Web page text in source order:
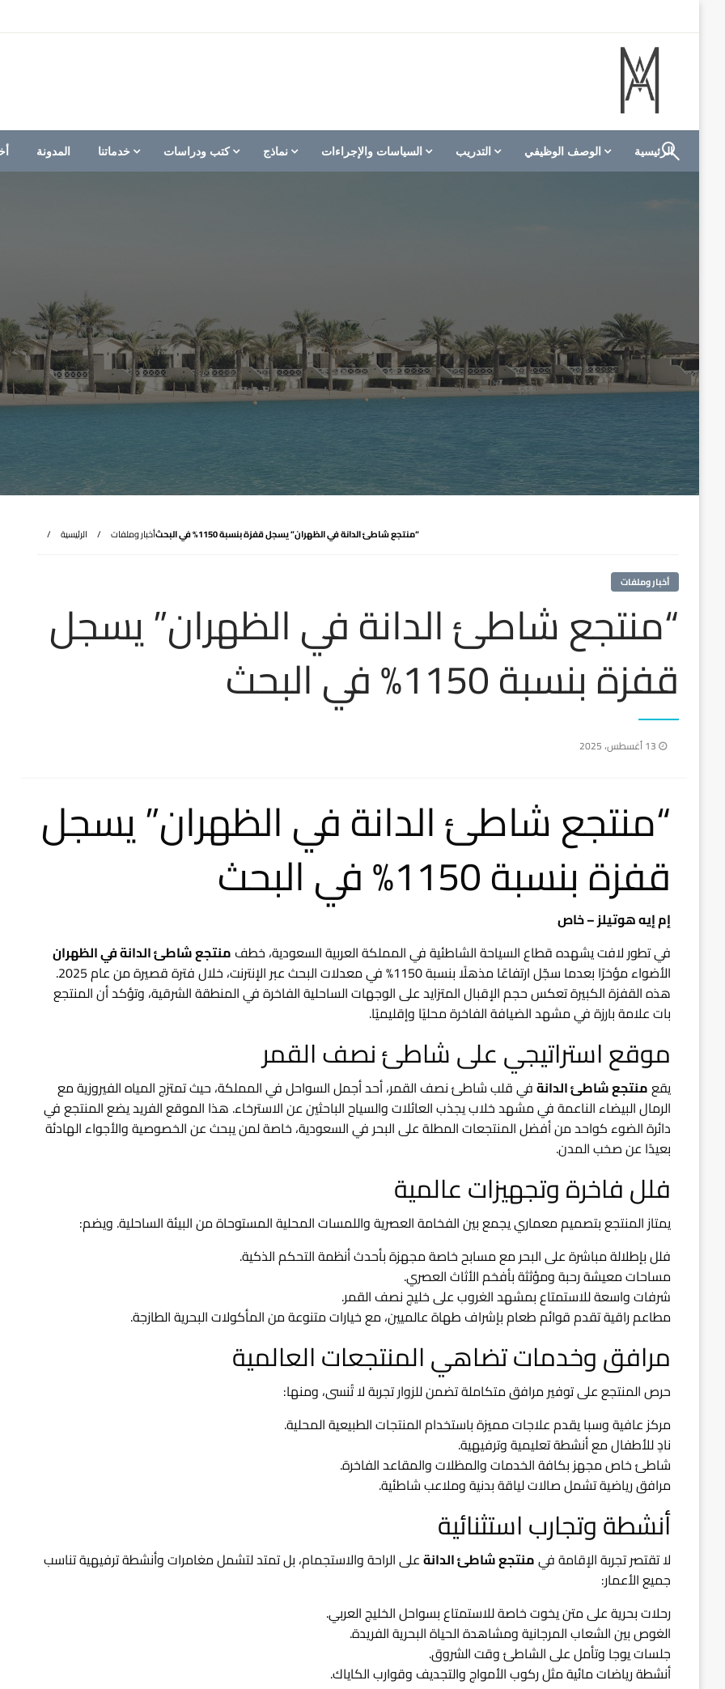
M A hotels | إم ايه هوتيلز
الموقع الأول للعاملين في الفنادق في العالم العربي
الرئيسية الوصف الوظيفي التدريب السياسات والإجراءات نماذج كتب ودراسات خدماتنا المدونة
الرئيسية أخبار وملفات “منتجع شاطئ الدانة في الظهران” يسجل قفزة بنسبة 1150% في البحث
أخبار وملفات
“منتجع شاطئ الدانة في الظهران” يسجل
قفزة بنسبة 1150% في البحث
نُشر
13 أغسطس، 2025
“منتجع شاطئ الدانة في الظهران” يسجل
قفزة بنسبة 1150% في البحث
إم إيه هوتيلز – خاص
في تطور لافت يشهده قطاع السياحة الشاطئية في المملكة العربية السعودية، خطفمنتجع شاطئ الدانة في الظهران
الأضواء مؤخرًا بعدما سجّل ارتفاعًا مذهلًا بنسبة 1150% في معدلات البحث عبر الإنترنت، خلال فترة قصيرة من عام 2025.
هذه القفزة الكبيرة تعكس حجم الإقبال المتزايد على الوجهات الساحلية الفاخرة في المنطقة الشرقية، وتؤكد أن المنتجع
بات علامة بارزة في مشهد الضيافة الفاخرة محليًا وإقليميًا.
موقع استراتيجي على شاطئ نصف القمر
يقعمنتجع شاطئ الدانةفي قلب شاطئ نصف القمر، أحد أجمل السواحل في المملكة، حيث تمتزج المياه الفيروزية مع
الرمال البيضاء الناعمة في مشهد خلاب يجذب العائلات والسياح الباحثين عن الاسترخاء. هذا الموقع الفريد يضع المنتجع في
دائرة الضوء كواحد من أفضل المنتجعات المطلة على البحر في السعودية، خاصة لمن يبحث عن الخصوصية والأجواء الهادئة
بعيدًا عن صخب المدن.
فلل فاخرة وتجهيزات عالمية
يمتاز المنتجع بتصميم معماري يجمع بين الفخامة العصرية واللمسات المحلية المستوحاة من البيئة الساحلية. ويضم:
فلل بإطلالة مباشرة على البحر مع مسابح خاصة مجهزة بأحدث أنظمة التحكم الذكية.
مساحات معيشة رحبة ومؤثثة بأفخم الأثاث العصري.
شرفات واسعة للاستمتاع بمشهد الغروب على خليج نصف القمر.
مطاعم راقية تقدم قوائم طعام بإشراف طهاة عالميين، مع خيارات متنوعة من المأكولات البحرية الطازجة.
مرافق وخدمات تضاهي المنتجعات العالمية
حرص المنتجع على توفير مرافق متكاملة تضمن للزوار تجربة لا تُنسى، ومنها:
مركز عافية وسبا يقدم علاجات مميزة باستخدام المنتجات الطبيعية المحلية.
نادٍ للأطفال مع أنشطة تعليمية وترفيهية.
شاطئ خاص مجهز بكافة الخدمات والمظلات والمقاعد الفاخرة.
مرافق رياضية تشمل صالات لياقة بدنية وملاعب شاطئية.
أنشطة وتجارب استثنائية
لا تقتصر تجربة الإقامة فيمنتجع شاطئ الدانةعلى الراحة والاستجمام، بل تمتد لتشمل مغامرات وأنشطة ترفيهية تناسب
جميع الأعمار:
رحلات بحرية على متن يخوت خاصة للاستمتاع بسواحل الخليج العربي.
الغوص بين الشعاب المرجانية ومشاهدة الحياة البحرية الفريدة.
جلسات يوجا وتأمل على الشاطئ وقت الشروق.
أنشطة رياضات مائية مثل ركوب الأمواج والتجديف وقوارب الكاياك.